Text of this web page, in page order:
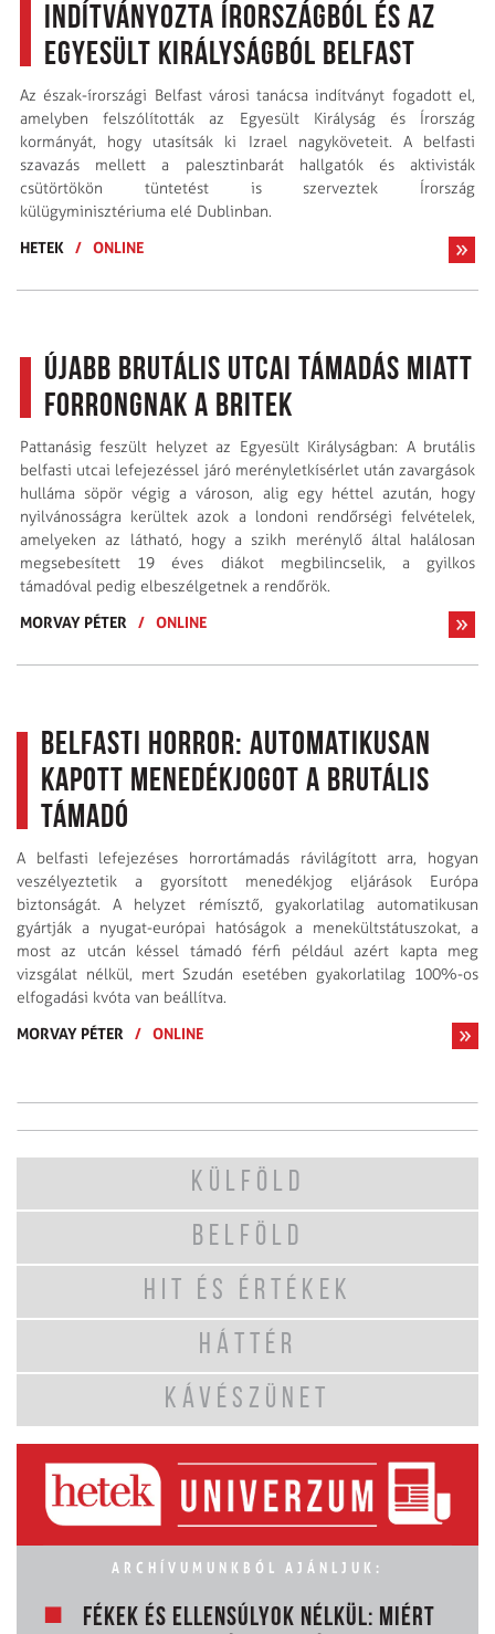
indítványozta Írországból és az
Egyesült Királyságból Belfast
Az észak-írországi Belfast városi tanácsa indítványt fogadott el,
amelyben felszólították az Egyesült Királyság és Írország
kormányát, hogy utasítsák ki Izrael nagyköveteit. A belfasti
szavazás mellett a palesztinbarát hallgatók és aktivisták
csütörtökön tüntetést is szerveztek Írország
külügyminisztériuma elé Dublinban.
HETEK
/ ONLINE
Újabb brutális utcai támadás miatt
forrongnak a britek
Pattanásig feszült helyzet az Egyesült Királyságban: A brutális
belfasti utcai lefejezéssel járó merényletkísérlet után zavargások
hulláma söpör végig a városon, alig egy héttel azután, hogy
nyilvánosságra kerültek azok a londoni rendőrségi felvételek,
amelyeken az látható, hogy a szikh merénylő által halálosan
megsebesített 19 éves diákot megbilincselik, a gyilkos
támadóval pedig elbeszélgetnek a rendőrök.
MORVAY PÉTER
/ ONLINE
Belfasti horror: automatikusan
kapott menedékjogot a brutális
támadó
A belfasti lefejezéses horrortámadás rávilágított arra, hogyan
veszélyeztetik a gyorsított menedékjog eljárások Európa
biztonságát. A helyzet rémísztő, gyakorlatilag automatikusan
gyártják a nyugat-európai hatóságok a menekültstátuszokat, a
most az utcán késsel támadó férfi például azért kapta meg
vizsgálat nélkül, mert Szudán esetében gyakorlatilag 100%-os
elfogadási kvóta van beállítva.
MORVAY PÉTER
/ ONLINE
KÜLFÖLD
BELFÖLD
HIT ÉS ÉRTÉKEK
HÁTTÉR
KÁVÉSZÜNET
ARCHÍVUMUNKBÓL AJÁNLJUK:
FÉKEK ÉS ELLENSÚLYOK NÉLKÜL: MIÉRT